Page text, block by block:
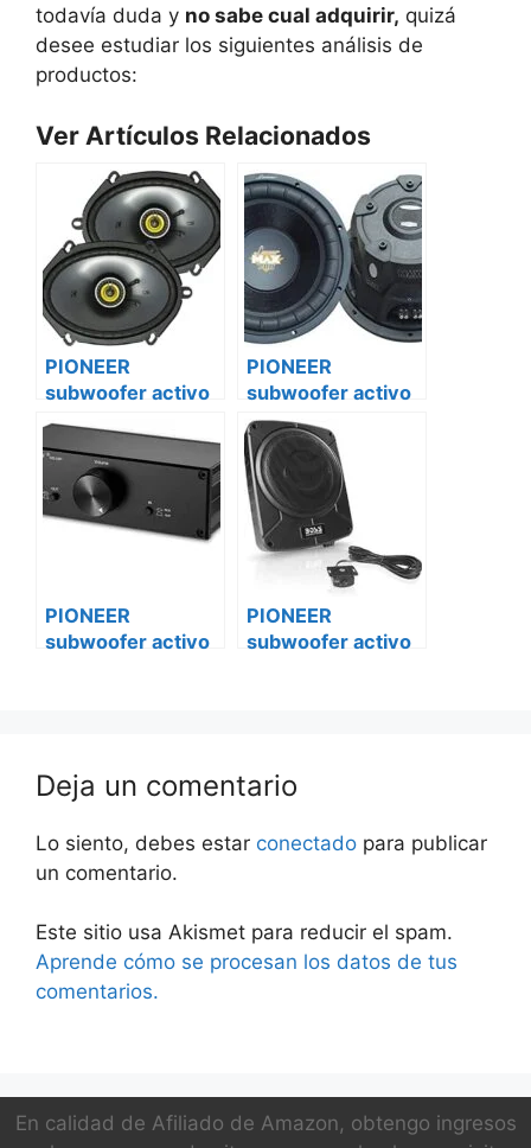
todavía duda y no sabe cual adquirir, quizá
desee estudiar los siguientes análisis de
productos:
Ver Artículos Relacionados
PIONEER
subwoofer activo
ts-wx130da Ford
transit custom
PIONEER
subwoofer activo
ts-wx130da iveco
daily
PIONEER
subwoofer activo
PIONEER
subwoofer activo
Deja un comentario
Lo siento, debes estar conectado para publicar
un comentario.
Este sitio usa Akismet para reducir el spam.
Aprende cómo se procesan los datos de tus
comentarios.
En calidad de Afiliado de Amazon, obtengo ingresos